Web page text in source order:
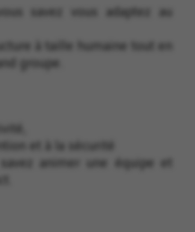
savez vous adaptez au
à taille humaine tout en
groupe.
et à la sécurité
animer une équipe et